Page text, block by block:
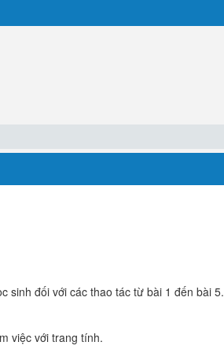
sinh đối với các thao tác từ bài 1 đến bài 5.
việc với trang tính.